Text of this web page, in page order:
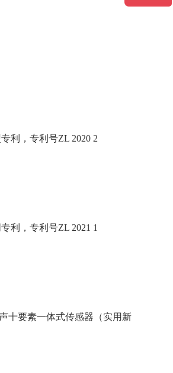
利，专利号ZL 2020 2
利，专利号ZL 2021 1
十要素一体式传感器（实用新